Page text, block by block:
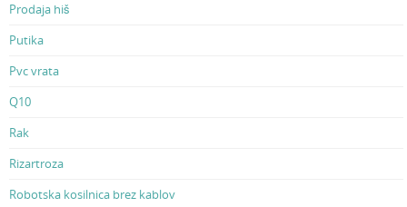
Prodaja hiš
Putika
Pvc vrata
Q10
Rak
Rizartroza
Robotska kosilnica brez kablov